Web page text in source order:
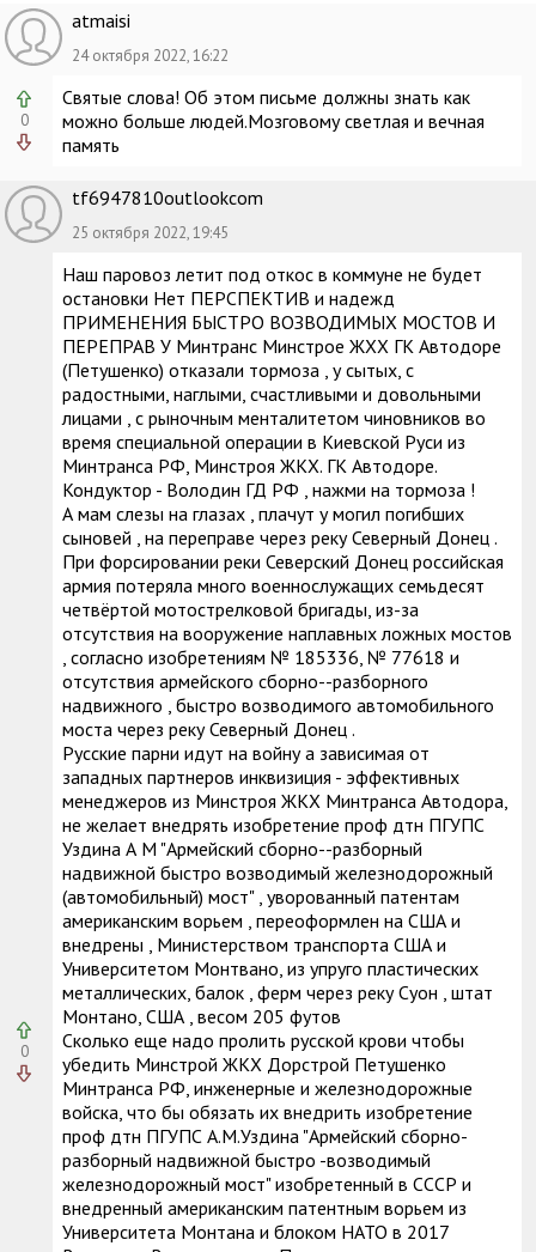
atmaisi
24 октября 2022, 16:22
0
Святые слова! Об этом письме должны знать как
можно больше людей.Мозговому светлая и вечная
память
tf6947810outlookcom
25 октября 2022, 19:45
0
Наш паровоз летит под откос в коммуне не будет
остановки Нет ПЕРСПЕКТИВ и надежд
ПРИМЕНЕНИЯ БЫСТРО ВОЗВОДИМЫХ МОСТОВ И
ПЕРЕПРАВ У Минтранс Минстрое ЖХХ ГК Автодоре
(Петушенко) отказали тормоза , у сытых, с
радостными, наглыми, счастливыми и довольными
лицами , с рыночным менталитетом чиновников во
время специальной операции в Киевской Руси из
Минтранса РФ, Минстроя ЖКХ. ГК Автодоре.
Кондуктор - Володин ГД РФ , нажми на тормоза !
А мам слезы на глазах , плачут у могил погибших
сыновей , на переправе через реку Северный Донец .
При форсировании реки Северский Донец российская
армия потеряла много военнослужащих семьдесят
четвёртой мотострелковой бригады, из-за
отсутствия на вооружение наплавных ложных мостов
, согласно изобретениям № 185336, № 77618 и
отсутствия армейского сборно--разборного
надвижного , быстро возводимого автомобильного
моста через реку Северный Донец .
Русские парни идут на войну а зависимая от
западных партнеров инквизиция - эффективных
менеджеров из Минстроя ЖКХ Минтранса Автодора,
не желает внедрять изобретение проф дтн ПГУПС
Уздина А М "Армейский сборно--разборный
надвижной быстро возводимый железнодорожный
(автомобильный) мост" , уворованный патентам
американским ворьем , переоформлен на США и
внедрены , Министерством транспорта США и
Университетом Монтвано, из упруго пластических
металлических, балок , ферм через реку Суон , штат
Монтано, США , весом 205 футов
Сколько еще надо пролить русской крови чтобы
убедить Минстрой ЖКХ Дорстрой Петушенко
Минтранса РФ, инженерные и железнодорожные
войска, что бы обязать их внедрить изобретение
проф дтн ПГУПС А.М.Уздина "Армейский сборно-
разборный надвижной быстро -возводимый
железнодорожный мост" изобретенный в СССР и
внедренный американским патентным ворьем из
Университета Монтана и блоком НАТО в 2017